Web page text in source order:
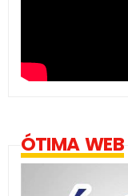
ÓTIMA WEB